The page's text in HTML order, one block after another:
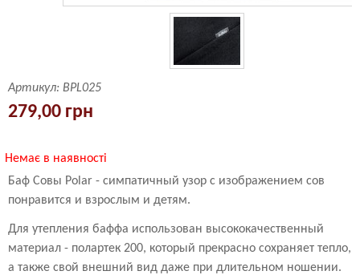
Артикул: BPL025
279,00 грн
Немає в наявності
Баф Совы Polar - симпатичный узор с изображением сов
понравится и взрослым и детям.
Для утепления баффа использован высококачественный
материал - полартек 200, который прекрасно сохраняет тепло,
а также свой внешний вид даже при длительном ношении.